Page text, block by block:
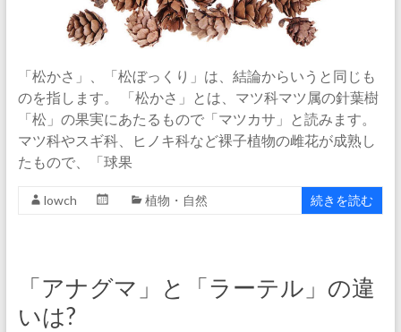
「松かさ」、「松ぼっくり」は、結論からいうと同じも
のを指します。 「松かさ」とは、マツ科マツ属の針葉樹
「松」の果実にあたるもので「マツカサ」と読みます。
マツ科やスギ科、ヒノキ科など裸子植物の雌花が成熟し
たもので、「球果
lowch 植物・自然 続きを読む
「アナグマ」と「ラーテル」の違
いは?